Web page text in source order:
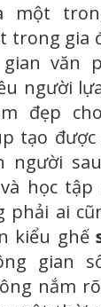
một
trong gia
văn
người
đẹp
tạo
người
học
phải ai
kiểu ghế
gian
nắm